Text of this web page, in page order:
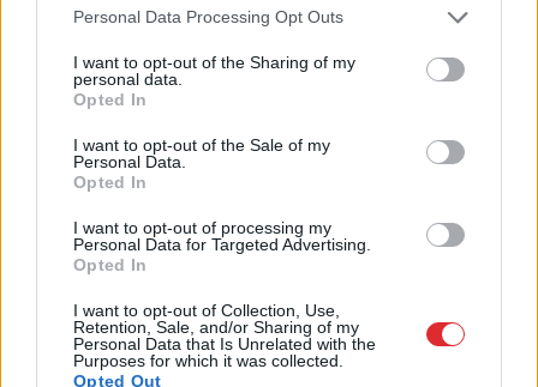
Please note that this website/app uses one or more Google
not limited to your visit or usage behaviour. You may click to
grant or deny consent to Google and its third-party tags to
use your data for below specified purposes in below Google
consent section.
Personal Data Processing Opt Outs
I want to opt-out of the Sharing of my
personal data.
Opted In
I want to opt-out of the Sale of my
Personal Data.
Opted In
I want to opt-out of processing my
Personal Data for Targeted Advertising.
Opted In
I want to opt-out of Collection, Use,
Retention, Sale, and/or Sharing of my
Personal Data that Is Unrelated with the
Purposes for which it was collected.
Opted Out
“Nu šī ir cilvēku krāpšana!”
Depozīta glāze vai vienkārši
ar varu iedots maksas
trauks – pasākumu
apmeklētāji sāk dusmoties